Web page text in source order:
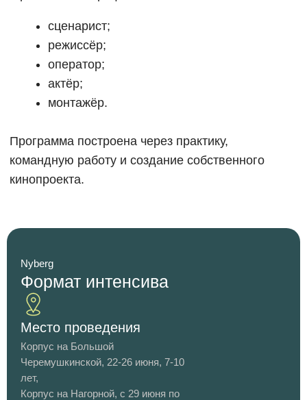
Nyberg
Формат интенсива
Место проведения
Корпус на Большой
Черемушкинской, 22-26 июня, 7-10
лет,
Корпус на Нагорной, с 29 июня по